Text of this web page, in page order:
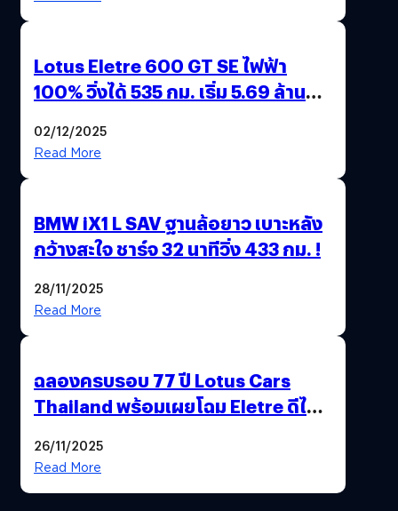
Lotus Eletre 600 GT SE ไฟฟ้า
100% วิ่งได้ 535 กม. เริ่ม 5.69 ล้าน
02/12/2025
Read More
BMW iX1 L SAV ฐานล้อยาว เบาะหลัง
กว้างสะใจ ชาร์จ 32 นาทีวิ่ง 433 กม. !
28/11/2025
Read More
ฉลองครบรอบ 77 ปี Lotus Cars
Thailand พร้อมเผยโฉม Eletre ดีไซน์
26/11/2025
Read More